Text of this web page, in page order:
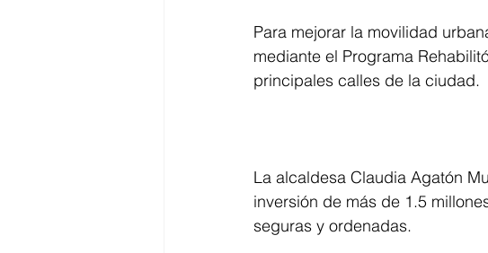
Para mejorar la movilidad
mediante el Programa
principales calles de la ciudad.
La alcaldesa Claudia Agatón
inversión de más de 1.5
seguras y ordenadas.